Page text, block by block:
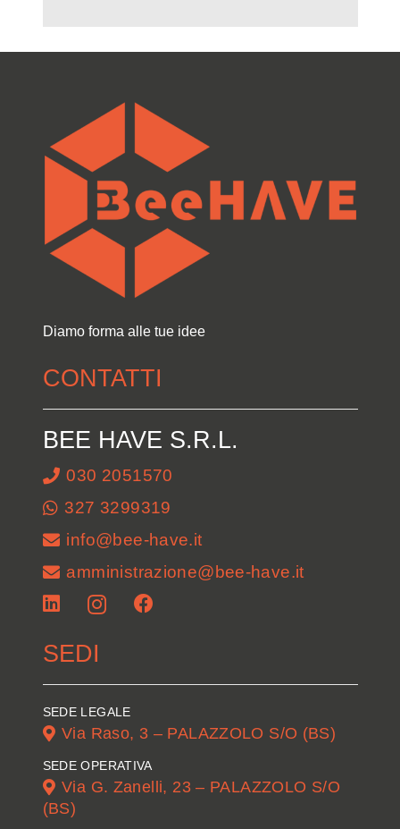
Diamo forma alle tue idee
CONTATTI
BEE HAVE S.R.L.
030 2051570
327 3299319
info@bee-have.it
amministrazione@bee-have.it
SEDI
SEDE LEGALE
Via Raso, 3 – PALAZZOLO S/O (BS)
SEDE OPERATIVA
Via G. Zanelli, 23 – PALAZZOLO S/O
(BS)